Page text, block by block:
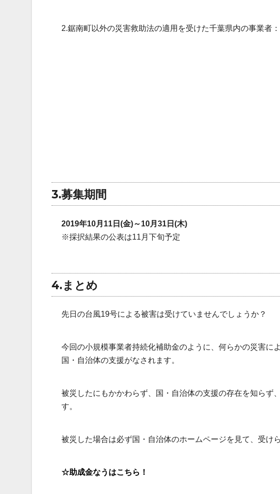
2.鋸南町以外の災害救助法の適用を受けた千葉県内の事業者
3.募集期間
2019年10月11日(金)～10月31日(木)
※採択結果の公表は11月下旬予定
4.まとめ
先日の台風19号による被害は受けていませんでしょうか？
今回の小規模事業者持続化補助金のように、何らかの災害に
国・自治体の支援がなされます。
被災したにもかかわらず、国・自治体の支援の存在を知らず
す。
被災した場合は必ず国・自治体のホームページを見て、受け
☆助成金なうはこちら！